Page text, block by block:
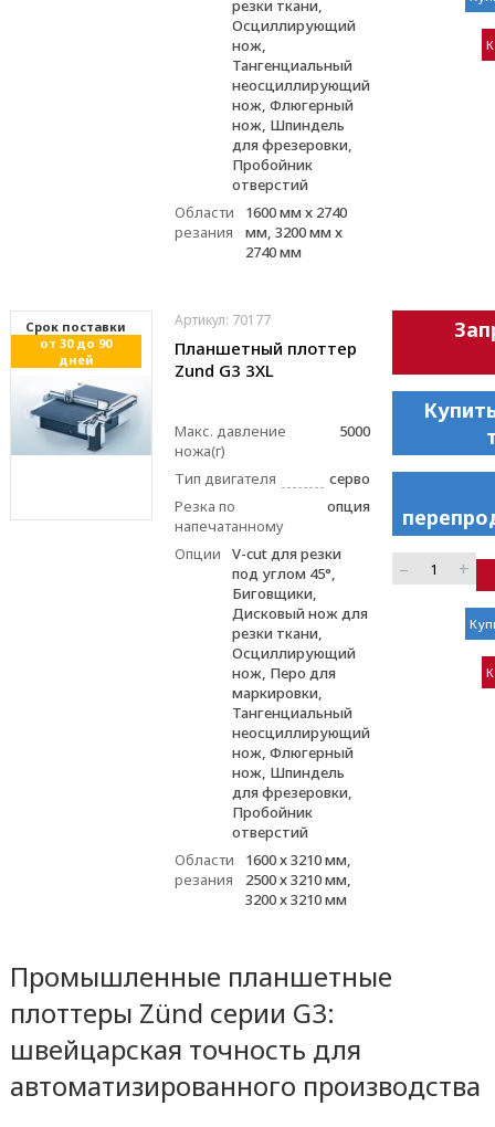
резки ткани,
Осциллирующий
нож,
Тангенциальный
неосциллирующий
нож, Флюгерный
нож, Шпиндель
для фрезеровки,
Пробойник
отверстий
Области
резания
1600 мм х 2740
мм, 3200 мм х
2740 мм
Cрок поставки
от 30 до 90
дней
Артикул: 70177
Планшетный плоттер
Zund G3 3XL
Макс. давление
ножа(г)
5000
Тип двигателя
серво
Резка по
напечатанному
опция
Опции
V-cut для резки
под углом 45°,
Биговщики,
Дисковый нож для
резки ткани,
Осциллирующий
нож, Перо для
маркировки,
Тангенциальный
неосциллирующий
нож, Флюгерный
нож, Шпиндель
для фрезеровки,
Пробойник
отверстий
Области
резания
1600 х 3210 мм,
2500 х 3210 мм,
3200 х 3210 мм
– +
Промышленные планшетные
плоттеры Zünd серии G3:
швейцарская точность для
автоматизированного производства